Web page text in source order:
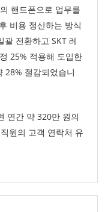
핸드폰으로 업무를
비용 정산하는 방식
전환하고 SKT 레
25% 적용해 도입한
28% 절감되었습니
연간 약 320만 원의
원의 고객 연락처 유